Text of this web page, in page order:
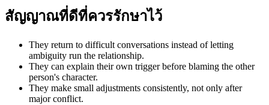
สัญญาณที่ดีที่ควรรักษาไว้
They return to difficult conversations instead of letting
ambiguity run the relationship.
They can explain their own trigger before blaming the other
person's character.
They make small adjustments consistently, not only after
major conflict.